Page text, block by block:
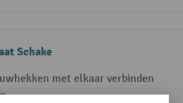
Schake
met elkaar verbinden